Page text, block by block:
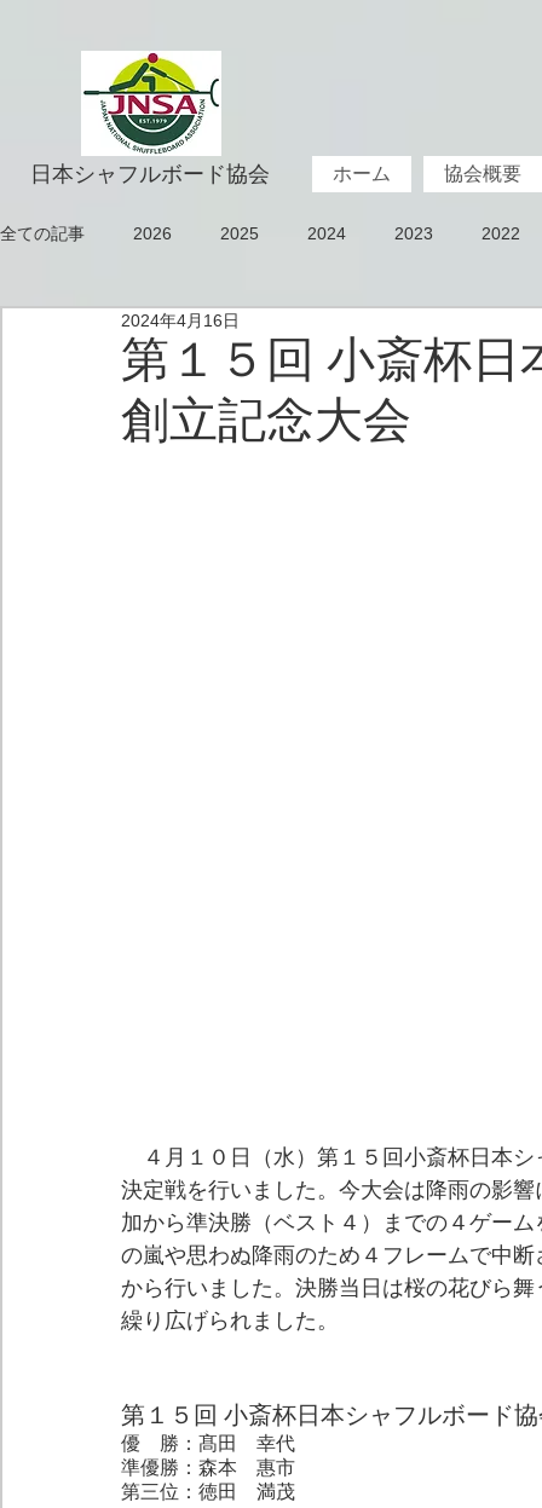
日本シャフルボード協会 ホーム 協会概要
全ての記事 2026 2025 2024 2023 2022
2014 2013
第１５回 小斎杯
創立記念大会
2024年4月16日
４月１０日（水）第１５回小斎杯日本
決定戦を行いました。今大会は降雨の影
加から準決勝（ベスト４）までの４ゲー
の嵐や思わぬ降雨のため４フレームで中
から行いました。決勝当日は桜の花びら
繰り広げられました。
第１５回 小斎杯日本シャフルボード
優　勝：髙田　幸代
準優勝：森本　惠市
第三位：徳田　満茂